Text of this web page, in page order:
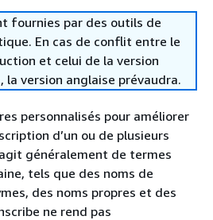
fournies par des outils de
En cas de conflit entre le
et celui de la version
la version anglaise prévaudra.
personnalisés pour améliorer
d’un ou de plusieurs
généralement de termes
tels que des noms de
des noms propres et des
ne rend pas